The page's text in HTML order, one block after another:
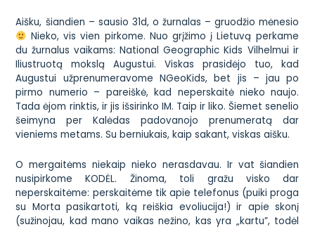
Nieko, vis vien pirkome. Nuo grįžimo į Lietuvą perkame
du žurnalus vaikams:National Geographic Kids Vilhelmui ir
Iliustruotą moksląAugustui. Viskas prasidėjo tuo, kad
Augustui užprenumeravome NGeoKids, bet jis – jau po
pirmo numerio – pareiškė, kad neperskaitė nieko naujo.
Tada ėjom rinktis, ir jis išsirinko IM. Taip ir liko. Šiemet senelio
šeimyna per Kalėdas padovanojo prenumeratą dar
vieniems metams. Su berniukais, kaip sakant, viskas aišku.
O mergaitėms niekaip nieko nerasdavau. Ir vat šiandien
nusipirkomeKODĖL. Žinoma, toli gražu visko dar
neperskaitėme: perskaitėme tik apie telefonus (puiki proga
su Morta pasikartoti, ką reiškia evoliucija!) ir apie skonį
(sužinojau, kad mano vaikas nežino, kas yra „kartu”, todėl